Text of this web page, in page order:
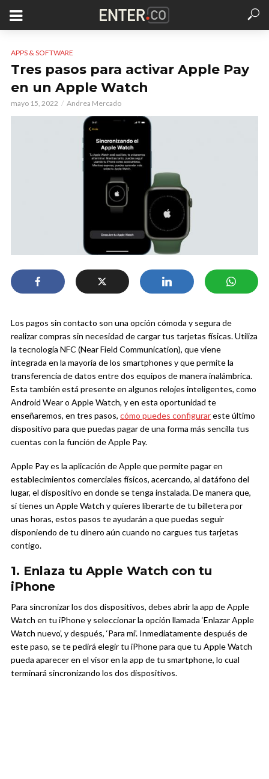
APPS & SOFTWARE
Tres pasos para activar Apple Pay
en un Apple Watch
mayo 15, 2022 Andrea Mercado
Los pagos sin contacto son una opción cómoda y segura de
realizar compras sin necesidad de cargar tus tarjetas físicas. Utiliza
la tecnología NFC (Near Field Communication), que viene
integrada en la mayoría de los smartphones y que permite la
transferencia de datos entre dos equipos de manera inalámbrica.
Esta también está presente en algunos relojes inteligentes, como
Android Wear o Apple Watch, y en esta oportunidad te
enseñaremos, en tres pasos, cómo puedes configurareste último
dispositivo para que puedas pagar de una forma más sencilla tus
cuentas con la función de Apple Pay.
Apple Pay es la aplicación de Apple que permite pagar en
establecimientos comerciales físicos, acercando, al datáfono del
lugar, el dispositivo en donde se tenga instalada. De manera que,
si tienes un Apple Watch y quieres liberarte de tu billetera por
unas horas, estos pasos te ayudarán a que puedas seguir
disponiendo de tu dinero aún cuando no cargues tus tarjetas
contigo.
1. Enlaza tu Apple Watch con tu
iPhone
Para sincronizar los dos dispositivos, debes abrir la app de Apple
Watch en tu iPhone y seleccionar la opción llamada ‘Enlazar Apple
Watch nuevo’, y después, ‘Para mí’. Inmediatamente después de
este paso, se te pedirá elegir tu iPhone para que tu Apple Watch
pueda aparecer en el visor en la app de tu smartphone, lo cual
terminará sincronizando los dos dispositivos.